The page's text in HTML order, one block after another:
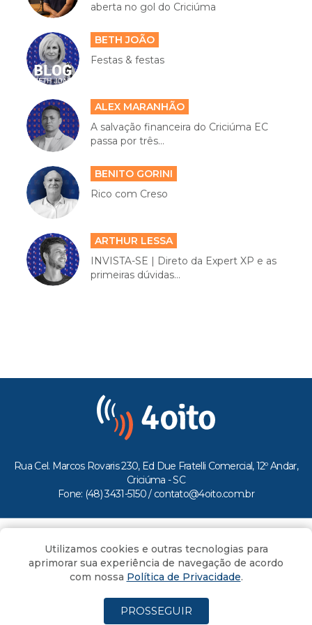
aberta no gol do Criciúma
BETH JOÃO
Festas & festas
ALEX MARANHÃO
A salvação financeira do Criciúma EC
passa por três...
BENITO GORINI
Rico com Creso
ARTHUR LESSA
INVISTA-SE | Direto da Expert XP e as
primeiras dúvidas...
Rua Cel. Marcos Rovaris 230, Ed Due Fratelli Comercial, 12º Andar,
Criciúma - SC
Fone: (48) 3431-5150 / contato@4oito.com.br
Todos os direitos reservados ao Portal 4oito
Utilizamos cookies e outras tecnologias para
aprimorar sua experiência de navegação de acordo
com nossa Política de Privacidade.
PROSSEGUIR